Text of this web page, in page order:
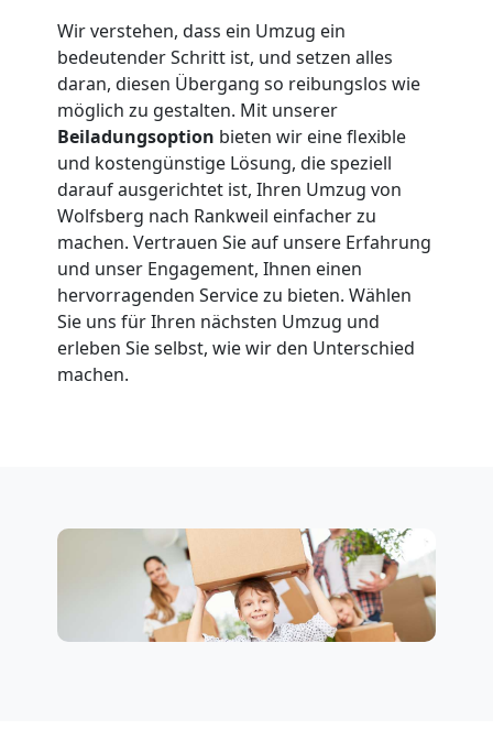
Wir verstehen, dass ein Umzug ein
bedeutender Schritt ist, und setzen alles
daran, diesen Übergang so reibungslos wie
möglich zu gestalten. Mit unserer
Beiladungsoption bieten wir eine flexible
und kostengünstige Lösung, die speziell
darauf ausgerichtet ist, Ihren Umzug von
Wolfsberg nach Rankweil einfacher zu
machen. Vertrauen Sie auf unsere Erfahrung
und unser Engagement, Ihnen einen
hervorragenden Service zu bieten. Wählen
Sie uns für Ihren nächsten Umzug und
erleben Sie selbst, wie wir den Unterschied
machen.
Umzug
für
Senioren
Wolfsberg
Fernumzug
Wolfsberg
Büroumzug